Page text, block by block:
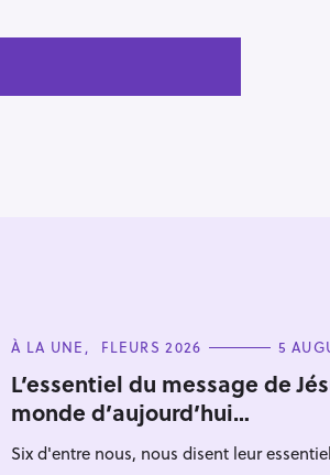
C
T
E
G
O
I
À LA UNE FLEURS 2026 5
L’essentiel du message de
monde d’aujourd’hui…
Six d'entre nous, nous disent leur